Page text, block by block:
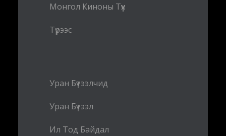
Монгол Киноны Түүх
Түрээс
Уран Бүтээлчид
Уран Бүтээл
Ил Тод Байдал